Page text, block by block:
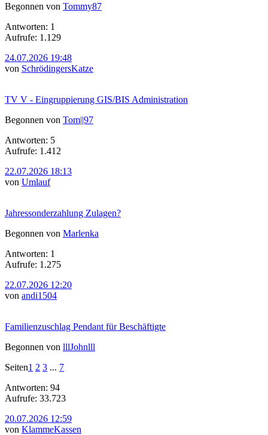
Begonnen von Tommy87
Antworten: 1
Aufrufe: 1.129
24.07.2026 19:48
von SchrödingersKatze
TV V - Eingruppierung GIS/BIS Administration
Begonnen von Tom||97
Antworten: 5
Aufrufe: 1.412
22.07.2026 18:13
von Umlauf
Jahressonderzahlung Zulagen?
Begonnen von Marlenka
Antworten: 1
Aufrufe: 1.275
22.07.2026 12:20
von andi1504
Familienzuschlag Pendant für Beschäftigte
Begonnen von lllJohnlll
Seiten1 2 3 ... 7
Antworten: 94
Aufrufe: 33.723
20.07.2026 12:59
von KlammeKassen